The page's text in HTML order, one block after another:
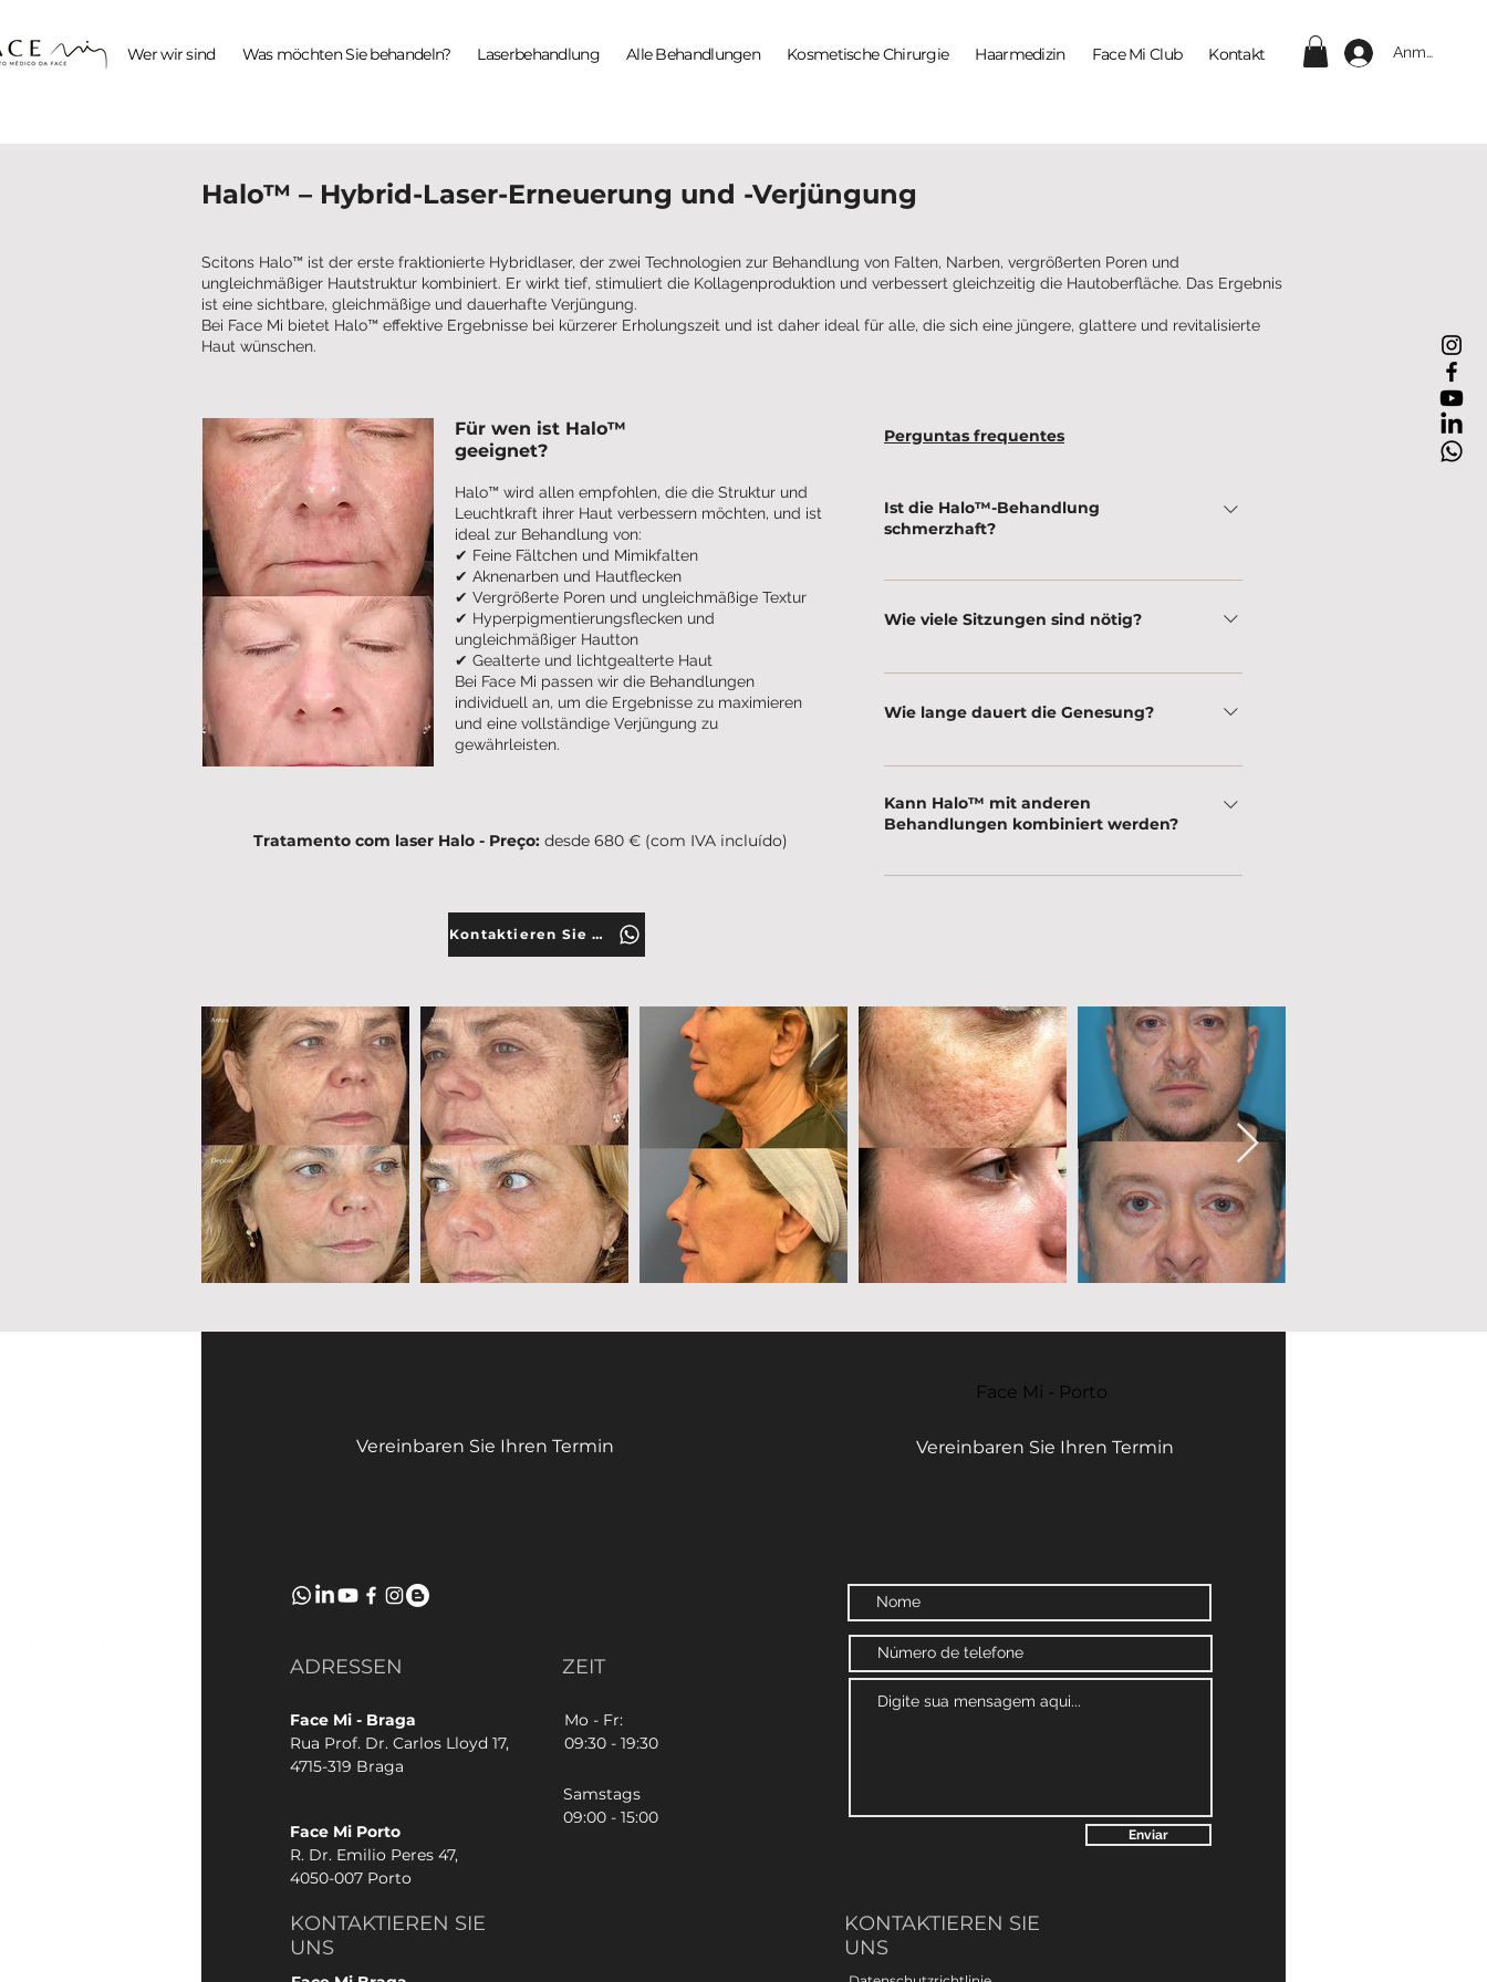
Wer wir sind Was möchten Sie behandeln? Laserbehandlung Alle Behandlungen Kosmetische Chirurgie Haarmedizin Face Mi Club Kontakt Anmelden
Halo™ – Hybrid-Laser-Erneuerung und -Verjüngung
Scitons Halo™ ist der erste fraktionierte Hybridlaser, der zwei Technologien zur Behandlung von Falten, Narben, vergrößerten Poren und
ungleichmäßiger Hautstruktur kombiniert. Er wirkt tief, stimuliert die Kollagenproduktion und verbessert gleichzeitig die Hautoberfläche. Das Ergebnis
ist eine sichtbare, gleichmäßige und dauerhafte Verjüngung.
Bei Face Mi bietet Halo™ effektive Ergebnisse bei kürzerer Erholungszeit und ist daher ideal für alle, die sich eine jüngere, glattere und revitalisierte
Haut wünschen.
Für wen ist Halo™
geeignet?
Halo™ wird allen empfohlen, die die Struktur und
Leuchtkraft ihrer Haut verbessern möchten, und ist
ideal zur Behandlung von:
✔ Feine Fältchen und Mimikfalten
✔ Aknenarben und Hautflecken
✔ Vergrößerte Poren und ungleichmäßige Textur
✔ Hyperpigmentierungsflecken und
ungleichmäßiger Hautton
✔ Gealterte und lichtgealterte Haut
Bei Face Mi passen wir die Behandlungen
individuell an, um die Ergebnisse zu maximieren
und eine vollständige Verjüngung zu
gewährleisten.
Tratamento com laser Halo - Preço: desde 680 € (com IVA incluído)
Kontaktieren Sie uns
Perguntas frequentes
Ist die Halo™-Behandlung
schmerzhaft?
Die Beschwerden sind leicht bis mittelschwer und
Wie viele Sitzungen sind nötig?
Die Ergebnisse sind bereits nach der ersten Sitzung
individueller Plan erforderlich sein.
Wie lange dauert die Genesung?
Je nach Intensität der Behandlung kann es 3 bis 5
Haut kommen.
Kann Halo™ mit anderen
Behandlungen kombiniert werden?
Ja! BBL® Hero™ und ProFractional™ sind ideale
Vereinbaren Sie Ihren Termin
ADRESSEN ZEIT
Face Mi - Braga
Rua Prof. Dr. Carlos Lloyd 17,
4715-319 Braga
Mo - Fr:
09:30 - 19:30
Samstags
09:00 - 15:00
Face Mi Porto
R. Dr. Emilio Peres 47,
4050-007 Porto
KONTAKTIEREN SIE
UNS
Enviar
KONTAKTIEREN SIE
UNS
Face Mi - Porto
Vereinbaren Sie Ihren Termin